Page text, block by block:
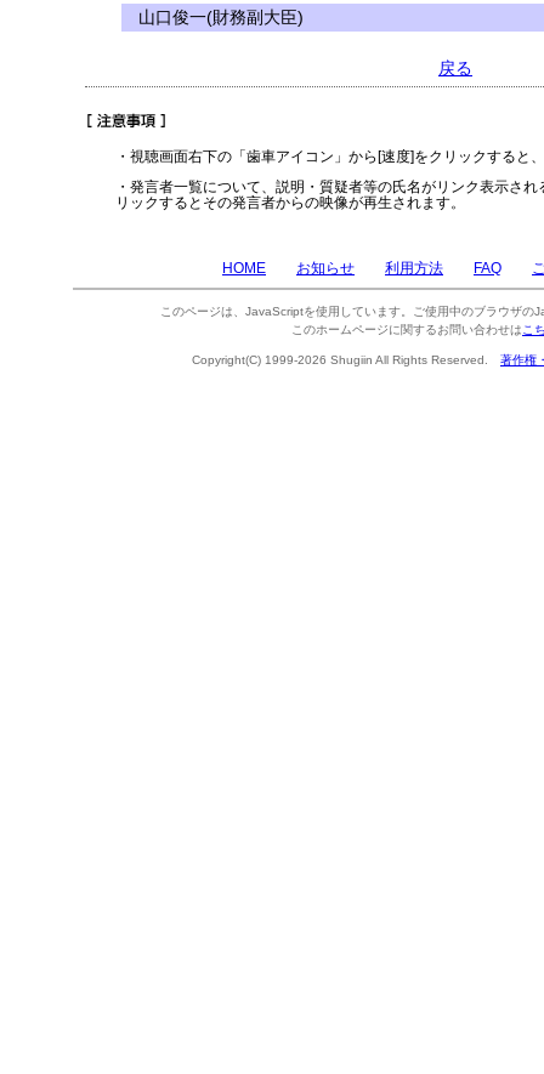
山口俊一(財務副大臣)
戻る
・視聴画面右下の「歯車アイコン」から[速度]をクリックすると
・発言者一覧について、説明・質疑者等の氏名がリンク表示さ
リックするとその発言者からの映像が再生されます。
HOME お知らせ 利用方法 FAQ
このページは、JavaScriptを使用しています。ご使用中のブラウザの
このホームページに関するお問い合わせは こ
Copyright(C) 1999-2026 Shugiin All Rights Reserved. 著作権